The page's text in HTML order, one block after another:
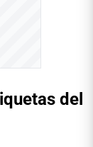
del